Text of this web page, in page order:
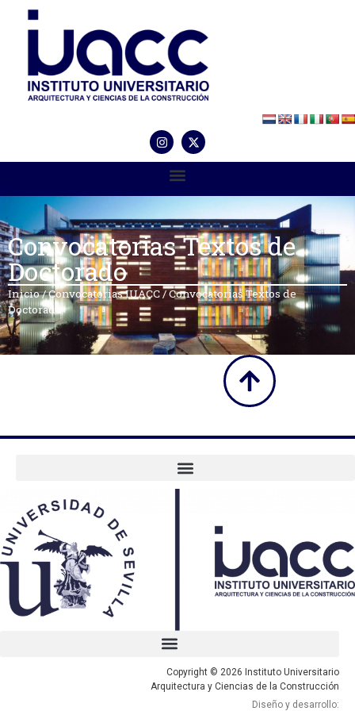
Convocatorias Textos de
Doctorado
Inicio/Convocatorias IUACC/Convocatorias Textos de
Doctorado
Copyright © 2026 Instituto Universitario
Arquitectura y Ciencias de la Construcción
Diseño y desarrollo: